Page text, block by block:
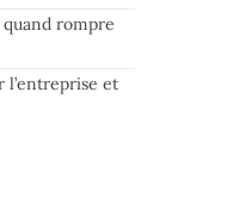
rompre
l’entreprise et